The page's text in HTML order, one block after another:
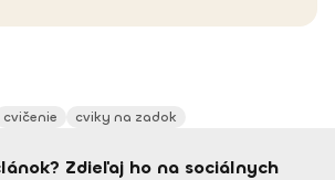
cvičenie cviky na zadok
Zdieľaj ho na sociálnych